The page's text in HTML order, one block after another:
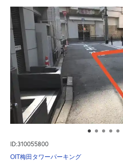
ID:310055800
OIT梅田タワーパーキング